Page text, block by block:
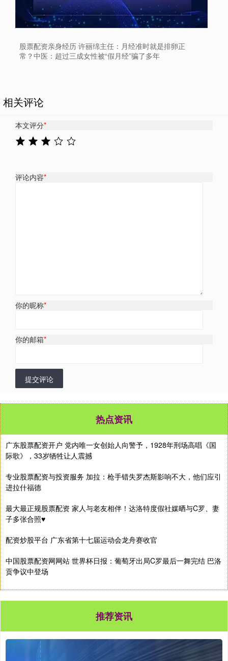
股票配资亲身经历 许丽绵主任：月经准时就是排卵正
常？中医：超过三成女性被“假月经”骗了多年
相关评论
本文评分*
评论内容*
你的昵称*
你的邮箱*
提交评论
热点资讯
广东股票配资开户 党内唯一女创始人向警予，1928年刑场高唱《国
际歌》，33岁牺牲让人震撼
专业股票配资与投资服务 加拉：枪手错失罗杰斯影响不大，他们应引
进拉什福德
最大最正规股票配资 家人与老友相伴！达洛特度假社媒晒与C罗、妻
子多张合照♥️
配资炒股平台 广东省第十七届运动会龙舟赛收官
中国股票配资网网站 世界杯日报：葡萄牙出局C罗最后一舞完结 巴洛
贡争议中登场
推荐资讯